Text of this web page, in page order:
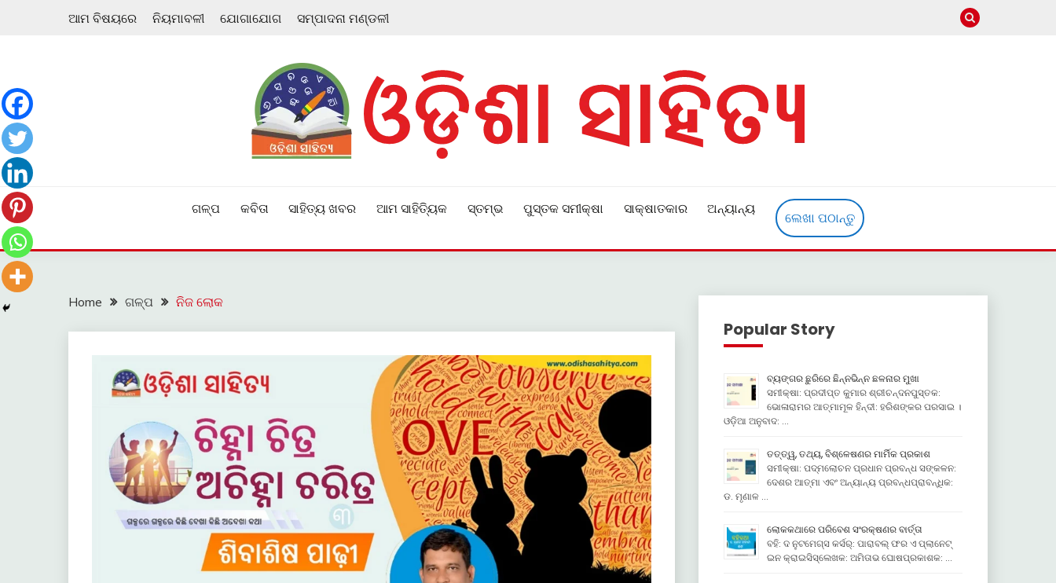
ଆମ ବିଷୟରେ ନିୟମାବଳୀ ଯୋଗାଯୋଗ ସମ୍ପାଦନା ମଣ୍ଡଳୀ
ଗଳ୍ପ କବିତା ସାହିତ୍ୟ ଖବର ଆମ ସାହିତ୍ୟିକ ସ୍ତମ୍ଭ ପୁସ୍ତକ ସମୀକ୍ଷା ସାକ୍ଷାତକାର ଅନ୍ୟାନ୍ୟ
ଲେଖା ପଠାନ୍ତୁ
Home ଗଳ୍ପ ନିଜ ଲୋକ
Popular Story
ବ୍ୟଙ୍ଗର ଛୁରିରେ ଛିନ୍ନଭିନ୍ନ ଛଳନାର ମୁଖା
ସମୀକ୍ଷା: ପ୍ରଦୀପ୍ତ କୁମାର ଶ୍ରୀଚନ୍ଦନପୁସ୍ତକ:
ଭୋଳାରାମର ଆତ୍ମାମୂଳ ହିନ୍ଦୀ: ହରିଶଙ୍କର ପରସାଇ ।
ଓଡ଼ିଆ ଅନୁବାଦ: …
ତତ୍ତ୍ୱ, ତଥ୍ୟ, ବିଶ୍ଳେଷଣର ମାର୍ମିକ ପ୍ରକାଶ
ସମୀକ୍ଷା: ପଦ୍ମଲୋଚନ ପ୍ରଧାନ ପ୍ରବନ୍ଧ ସଙ୍କଳନ:
ଦେଶର ଆତ୍ମା ଏବଂ ଅନ୍ୟାନ୍ୟ ପ୍ରବନ୍ଧପ୍ରାବନ୍ଧିକ:
ଡ. ମୃଣାଳ …
ଲୋକକଥାରେ ପରିବେଶ ସଂରକ୍ଷଣର ବାର୍ତ୍ତା
ବହି: ଦ ନୁଟମେଗ୍ସ କର୍ସର୍: ପାରାବଲ୍ ଫର ଏ ପ୍ଲାନେଟ୍
ଇନ କ୍ରାଇସିସ୍ଲେଖକ: ଅମିତାଭ ଘୋଷପ୍ରକାଶକ: …